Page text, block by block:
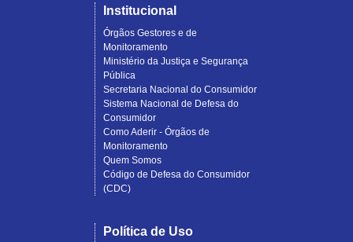
Institucional
Órgãos Gestores e de
Monitoramento
Ministério da Justiça e Segurança
Pública
Secretaria Nacional do Consumidor
Sistema Nacional de Defesa do
Consumidor
Como Aderir - Órgãos de
Monitoramento
Quem Somos
Código de Defesa do Consumidor
(CDC)
Política de Uso